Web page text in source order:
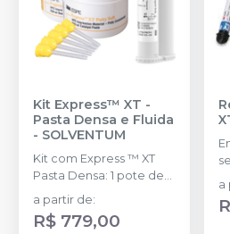
Kit Express™ XT -
Pasta Densa e Fluida
- SOLVENTUM
Kit com Express ™ XT
Pasta Densa: 1 pote de
pasta base (250 ml)
Express ™; XT Pasta
Densa: 1 pote de pasta
a partir de:
R$ 779,00
a